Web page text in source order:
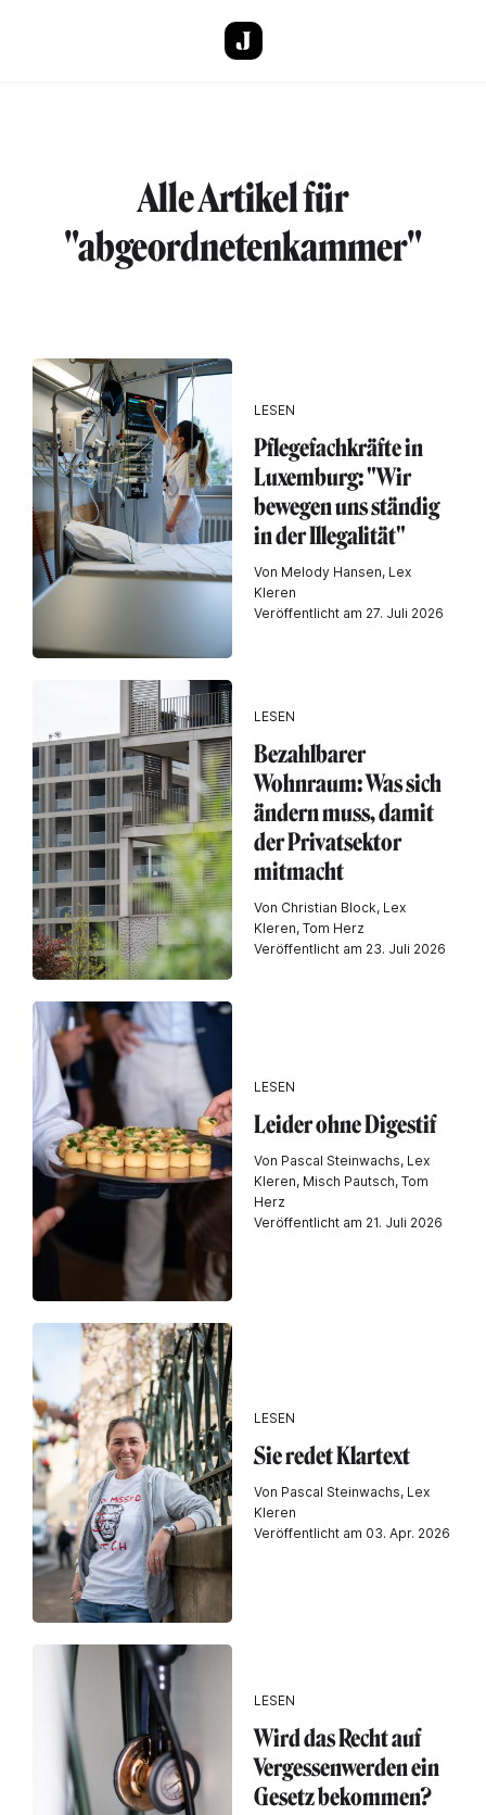
Alle Artikel für
"abgeordnetenkammer"
LESEN
Pflegefachkräfte in
Luxemburg: "Wir
bewegen uns ständig
in der Illegalität"
Von Melody Hansen, Lex
Kleren
Veröffentlicht am 27. Juli 2026
LESEN
Bezahlbarer
Wohnraum: Was sich
ändern muss, damit
der Privatsektor
mitmacht
Von Christian Block, Lex
Kleren, Tom Herz
Veröffentlicht am 23. Juli 2026
LESEN
Leider ohne Digestif
Von Pascal Steinwachs, Lex
Kleren, Misch Pautsch, Tom
Herz
Veröffentlicht am 21. Juli 2026
LESEN
Sie redet Klartext
Von Pascal Steinwachs, Lex
Kleren
Veröffentlicht am 03. Apr. 2026
LESEN
Wird das Recht auf
Vergessenwerden ein
Gesetz bekommen?